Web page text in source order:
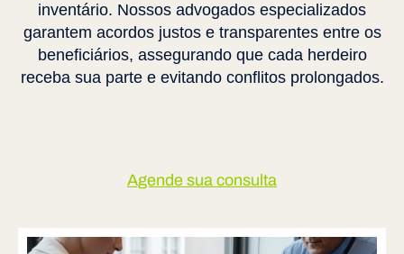
inventário. Nossos advogados especializados
garantem acordos justos e transparentes entre os
beneficiários, assegurando que cada herdeiro
receba sua parte e evitando conflitos prolongados.
Agende sua consulta